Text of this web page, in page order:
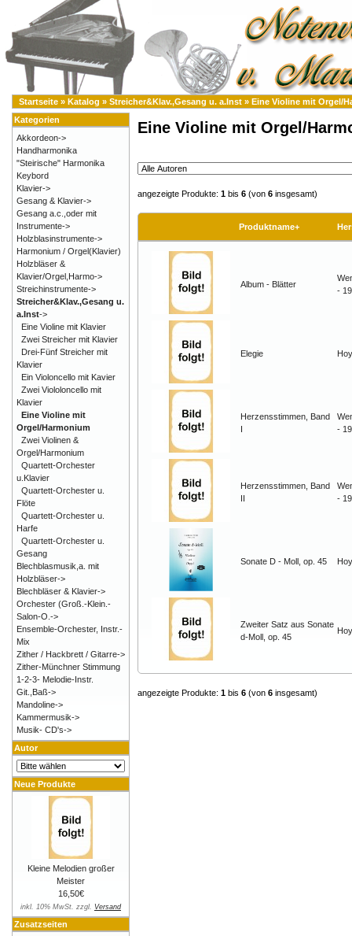
Startseite » Katalog » Streicher&Klav.,Gesang u. a.Inst » Eine Violine mit Orgel/
Eine Violine mit Orgel/
angezeigte Produkte: 1 bis 6 (von 6 insgesamt)
Produktname+
Album - Blätter
-
Elegie
Herzensstimmen, Band
-
Herzensstimmen, Band
-
Sonate D - Moll, op. 45
Zweiter Satz aus Sonate
d-Moll, op. 45
angezeigte Produkte: 1 bis 6 (von 6 insgesamt)
Kategorien
Akkordeon->
Handharmonika
"Steirische" Harmonika
Keybord
Klavier->
Gesang & Klavier->
Gesang a.c.,oder mit
Instrumente->
Holzblasinstrumente->
Harmonium / Orgel(Klavier)
Holzbläser &
Klavier/Orgel,Harmo->
Streichinstrumente->
Streicher&Klav.,Gesang u.
a.Inst->
Eine Violine mit Klavier
Zwei Streicher mit Klavier
Drei-Fünf Streicher mit
Klavier
Ein Violoncello mit Kavier
Zwei Viololoncello mit
Klavier
Eine Violine mit
Orgel/Harmonium
Zwei Violinen &
Orgel/Harmonium
Quartett-Orchester
u.Klavier
Quartett-Orchester u.
Flöte
Quartett-Orchester u.
Harfe
Quartett-Orchester u.
Gesang
Blechblasmusik,a. mit
Holzbläser->
Blechbläser & Klavier->
Orchester (Groß.-Klein.-
Salon-O.->
Ensemble-Orchester, Instr.-
Mix
Zither / Hackbrett / Gitarre->
Zither-Münchner Stimmung
1-2-3- Melodie-Instr.
Git.,Baß->
Mandoline->
Kammermusik->
Musik- CD's->
Autor
Neue Produkte
Kleine Melodien großer
Meister
16,50€
inkl. 10% MwSt. zzgl. Versand
Zusatzseiten